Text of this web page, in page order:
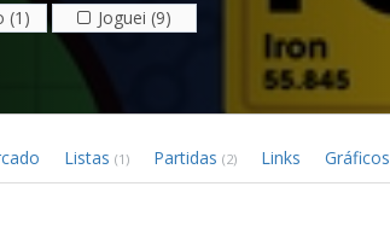
(1) Joguei (9)
Listas (1) Partidas (2) Links Gráficos